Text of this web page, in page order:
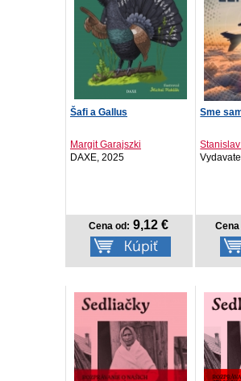
Šafi a Gallus
Margit Garajszki
DAXE, 2025
Cena od: 9,12 €
Sme